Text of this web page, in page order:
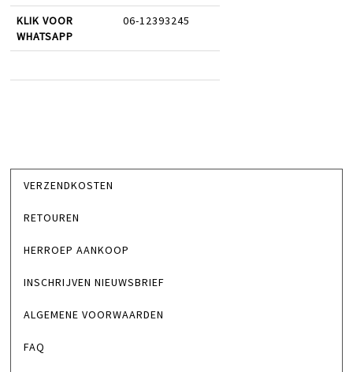
KLIK VOOR
WHATSAPP
06-12393245
VERZENDKOSTEN
RETOUREN
HERROEP AANKOOP
INSCHRIJVEN NIEUWSBRIEF
ALGEMENE VOORWAARDEN
FAQ